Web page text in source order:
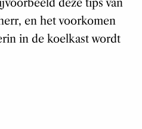
deze tips van
en het voorkomen
in de koelkast wordt